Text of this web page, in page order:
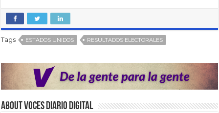
Tags ESTADOS UNIDOS RESULTADOS ELECTORALES
About VOCES Diario digital